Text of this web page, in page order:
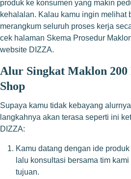
produk ke konsumen yang makin
kehalalan. Kalau kamu ingin melihat
merangkum seluruh proses kerja
cek halaman Skema Prosedur
website DIZZA.
Alur Singkat Maklon 200
Shop
Supaya kamu tidak kebayang
langkahnya akan terasa seperti ini
DIZZA:
Kamu datang dengan ide
lalu konsultasi bersama tim
tujuan.